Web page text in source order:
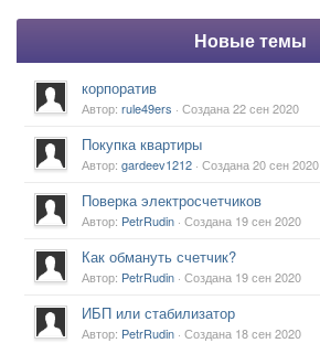
Новые темы
корпоратив
Автор: rule49ers · Создана22 сен 2020
Покупка квартиры
Автор: gardeev1212 · Создана20 сен 2020
Поверка электросчетчиков
Автор: PetrRudin · Создана 19 сен 2020
Как обмануть счетчик?
Автор: PetrRudin · Создана 19 сен 2020
ИБП или стабилизатор
Автор: PetrRudin · Создана 18 сен 2020